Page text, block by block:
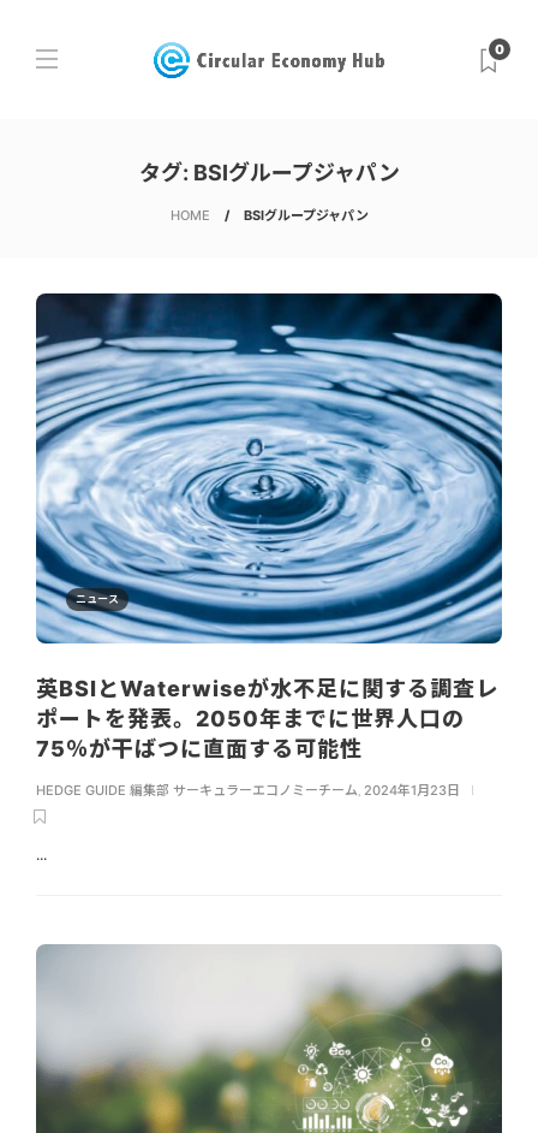
0
タグ: BSIグループジャパン
HOME BSIグループジャパン
ニュース
英BSIとWaterwiseが水不足に関する調査レ
ポートを発表。2050年までに世界人口の
75％が干ばつに直面する可能性
HEDGE GUIDE 編集部 サーキュラーエコノミーチーム, 2024年1月23日
...